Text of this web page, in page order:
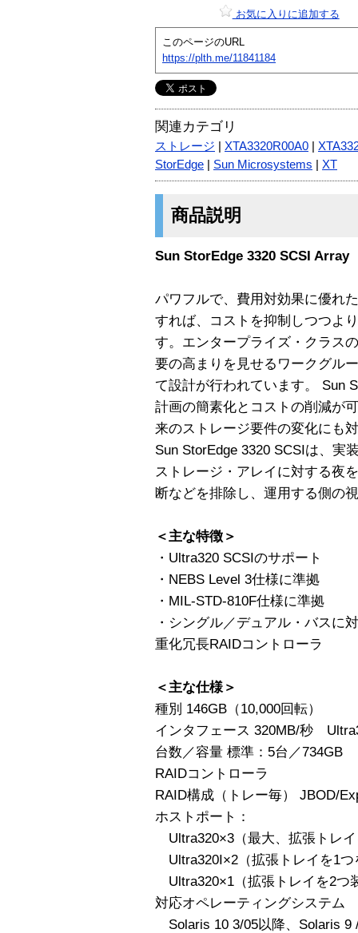
お気に入りに追加する
このページのURL
https://plth.me/11841184
関連カテゴリ
ストレージ XTA3320R00A0
StorEdge
Sun Microsystems XT
商品説明
Sun StorEdge 3320 SCSI Array
パワフルで、費用対効果に優れ
すれば、コストを抑制しつつよ
す。エンタープライズ・クラス
要の高まりを見せるワークグル
て設計が行われています。 Sun
計画の簡素化とコストの削減が
来のストレージ要件の変化にも
Sun StorEdge 3320 SCSIは、実
ストレージ・アレイに対する夜
断などを排除し、運用する側の
＜主な特徴＞
・Ultra320 SCSIのサポート
・NEBS Level 3仕様に準拠
・MIL-STD-810F仕様に準拠
・シングル／デュアル・バスに
重化冗長RAIDコントローラ
＜主な仕様＞
種別 146GB（10,000回転）
インタフェース 320MB/秒
台数／容量 標準：5台／734GB
RAIDコントローラ
RAID構成（トレー毎） JBOD/
ホストポート：
Ultra320×3（最大、拡張トレ
Ultra320I×2（拡張トレイを1つ
Ultra320×1（拡張トレイを2つ
対応オペレーティングシステム
Solaris 10 3/05以降、Solaris 9